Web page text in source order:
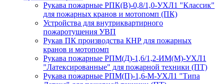
Рукава пожарные РПК(В)-0,8/1,0-УХЛ1 "Классик"
для пожарных кранов и мотопомп (ПК)
Устройства для внутриквартирного
пожаротушения УВП
Рукав ПК производства КНР для пожарных
кранов и мотопомп
Рукава пожарные РПМ(Д)-1,6/1,2-ИМ(M)-УХЛ1
"Латексированные" для пожарной техники (ПТ)
Рукава пожарные РПМ(П)-1,6-М-УХЛ1 "Типа